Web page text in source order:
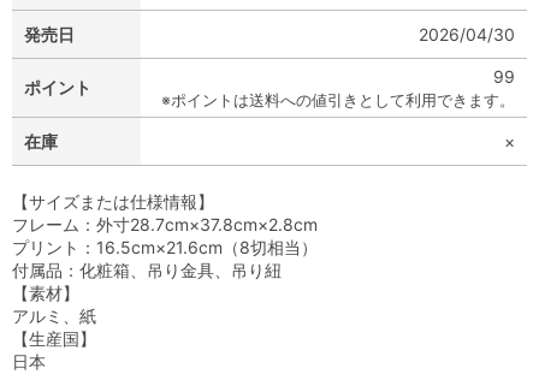
発売日 2026/04/30
ポイント
99
※ポイントは送料への値引きとして利用できます。
在庫 ×
【サイズまたは仕様情報】
フレーム：外寸28.7cm×37.8cm×2.8cm
プリント：16.5cm×21.6cm（8切相当）
付属品：化粧箱、吊り金具、吊り紐
【素材】
アルミ、紙
【生産国】
日本